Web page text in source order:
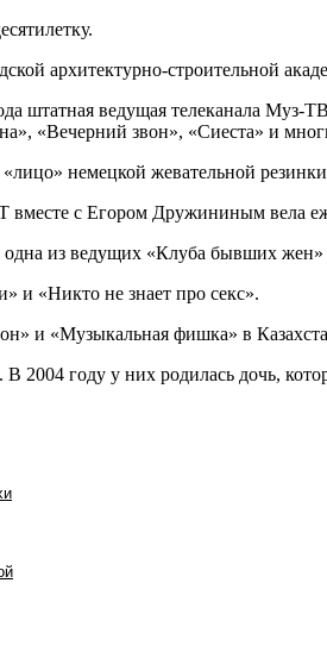
архитектурно-строительной
штатная ведущая телеканала
«Вечерний звон», «Сиеста» и
немецкой жевательной
вместе с Егором Дружининым вела
одна из ведущих «Клуба бывших
и «Никто не знает про секс».
и «Музыкальная фишка» в
году у них родилась дочь,